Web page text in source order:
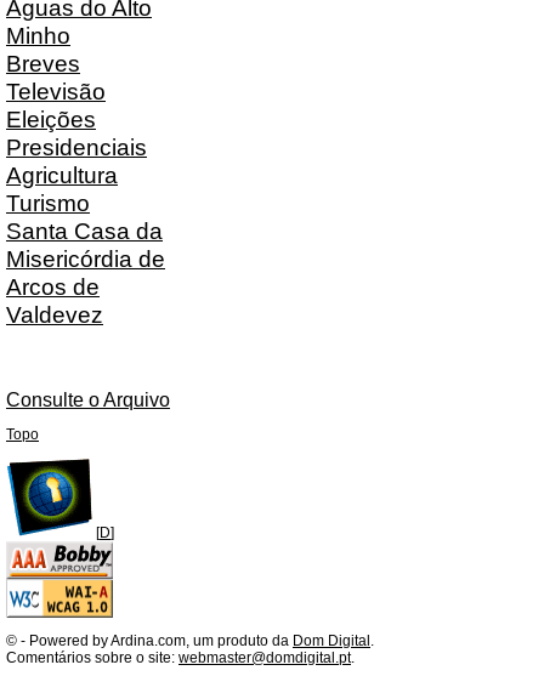
Águas do Alto
Minho
Breves
Televisão
Eleições
Presidenciais
Agricultura
Turismo
Santa Casa da
Misericórdia de
Arcos de
Valdevez
Consulte o Arquivo
Topo
[D]
© - Powered by Ardina.com, um produto da Dom Digital .
Comentários sobre o site: webmaster@domdigital.pt.